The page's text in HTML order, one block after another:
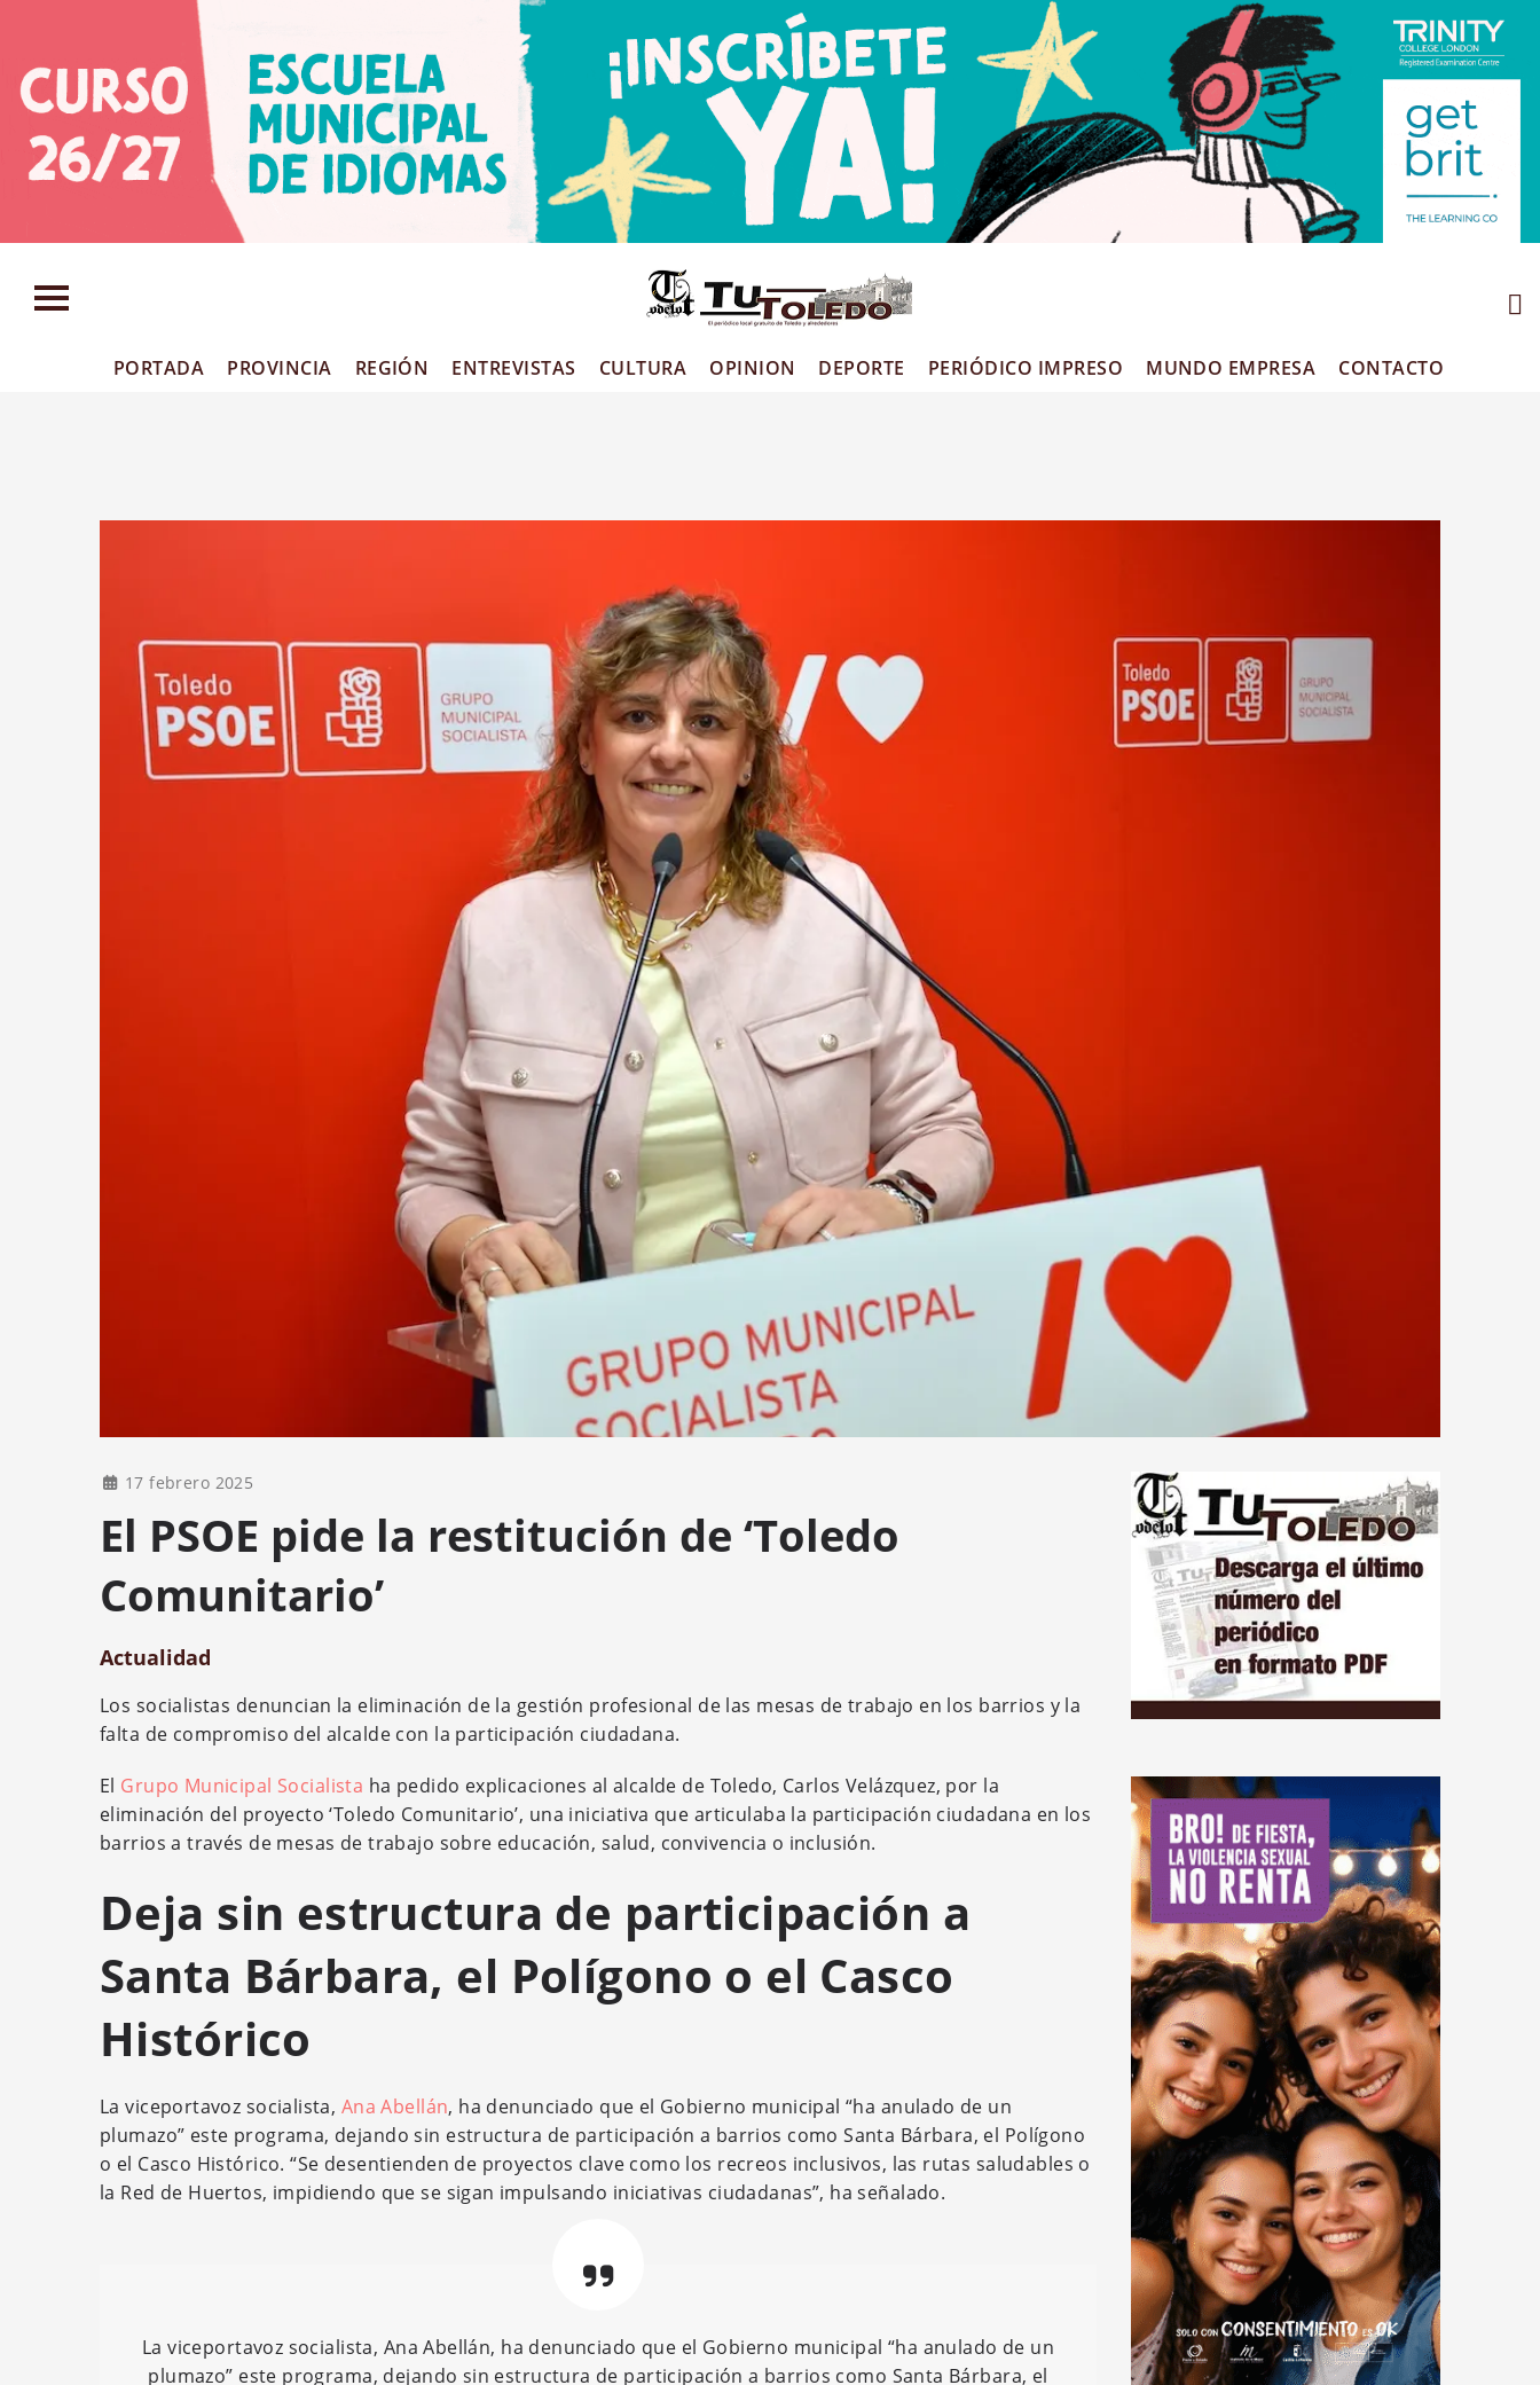
PORTADA PROVINCIA REGIÓN ENTREVISTAS CULTURA OPINION DEPORTE PERIÓDICO IMPRESO MUNDO EMPRESA CONTACTO
17 febrero 2025
El PSOE pide la restitución de ‘Toledo
Comunitario’
Actualidad
Los socialistas denuncian la eliminación de la gestión profesional de las mesas de trabajo en los barrios y la
falta de compromiso del alcalde con la participación ciudadana.
El Grupo Municipal Socialista ha pedido explicaciones al alcalde de Toledo, Carlos Velázquez, por la
eliminación del proyecto ‘Toledo Comunitario’, una iniciativa que articulaba la participación ciudadana en los
barrios a través de mesas de trabajo sobre educación, salud, convivencia o inclusión.
Deja sin estructura de participación a
Santa Bárbara, el Polígono o el Casco
Histórico
La viceportavoz socialista, Ana Abellán, ha denunciado que el Gobierno municipal “ha anulado de un
plumazo” este programa, dejando sin estructura de participación a barrios como Santa Bárbara, el Polígono
o el Casco Histórico. “Se desentienden de proyectos clave como los recreos inclusivos, las rutas saludables o
la Red de Huertos, impidiendo que se sigan impulsando iniciativas ciudadanas”, ha señalado.
La viceportavoz socialista, Ana Abellán, ha denunciado que el Gobierno municipal “ha anulado de un
plumazo” este programa, dejando sin estructura de participación a barrios como Santa Bárbara, el